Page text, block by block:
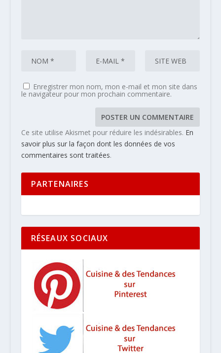
Enregistrer mon nom, mon e-mail et mon site dans
le navigateur pour mon prochain commentaire.
Ce site utilise Akismet pour réduire les indésirables. En
savoir plus sur la façon dont les données de vos
commentaires sont traitées.
PARTENAIRES
RÉSEAUX SOCIAUX